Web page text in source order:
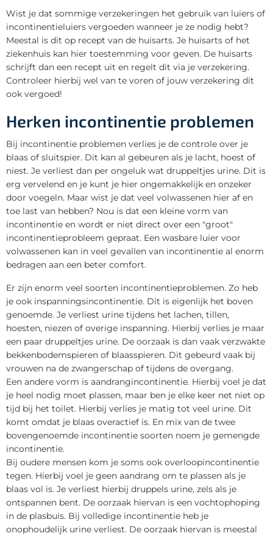
Wist je dat sommige verzekeringen het gebruik van luiers of
incontinentieluiers vergoeden wanneer je ze nodig hebt?
Meestal is dit op recept van de huisarts. Je huisarts of het
ziekenhuis kan hier toestemming voor geven. De huisarts
schrijft dan een recept uit en regelt dit via je verzekering.
Controleer hierbij wel van te voren of jouw verzekering dit
ook vergoed!
Herken incontinentie problemen
Bij incontinentie problemen verlies je de controle over je
blaas of sluitspier. Dit kan al gebeuren als je lacht, hoest of
niest. Je verliest dan per ongeluk wat druppeltjes urine. Dit is
erg vervelend en je kunt je hier ongemakkelijk en onzeker
door voegeln. Maar wist je dat veel volwassenen hier af en
toe last van hebben? Nou is dat een kleine vorm van
incontinentie en wordt er niet direct over een "groot"
incontinentieprobleem gepraat. Een wasbare luier voor
volwassenen kan in veel gevallen van incontinentie al enorm
bedragen aan een beter comfort.
Er zijn enorm veel soorten incontinentieproblemen. Zo heb
je ook inspanningsincontinentie. Dit is eigenlijk het boven
genoemde. Je verliest urine tijdens het lachen, tillen,
hoesten, niezen of overige inspanning. Hierbij verlies je maar
een paar druppeltjes urine. De oorzaak is dan vaak verzwakte
bekkenbodemspieren of blaasspieren. Dit gebeurd vaak bij
vrouwen na de zwangerschap of tijdens de overgang.
Een andere vorm is aandrangincontinentie. Hierbij voel je dat
je heel nodig moet plassen, maar ben je elke keer net niet op
tijd bij het toilet. Hierbij verlies je matig tot veel urine. Dit
komt omdat je blaas overactief is. En mix van de twee
bovengenoemde incontinentie soorten noem je gemengde
incontinentie.
Bij oudere mensen kom je soms ook overloopincontinentie
tegen. Hierbij voel je geen aandrang om te plassen als je
blaas vol is. Je verliest hierbij druppels urine, zels als je
ontspannen bent. De oorzaak hiervan is een vochtophoping
in de plasbuis. Bij volledige incontinentie heb je
onophoudelijk urine verliest. De oorzaak hiervan is meestal